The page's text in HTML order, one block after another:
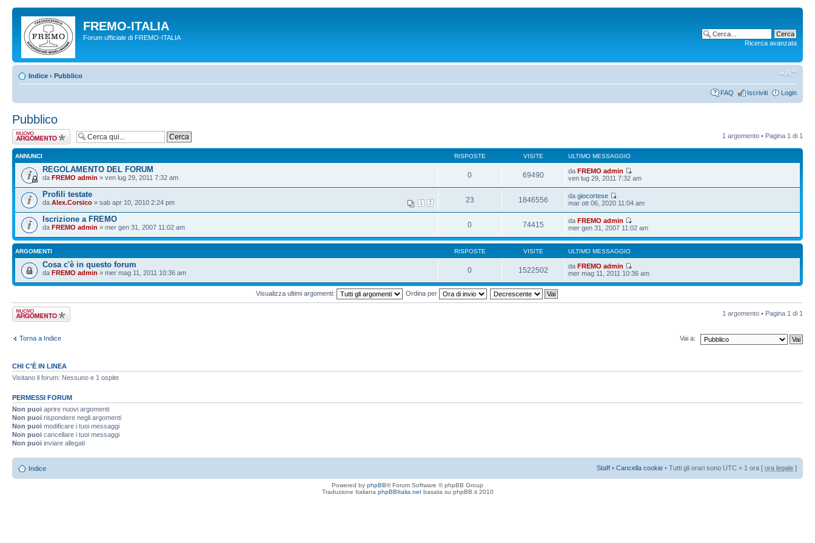
FREMO-ITALIA
Forum ufficiale di FREMO-ITALIA
Ricerca avanzata
Indice ‹ Pubblico
FAQ Iscriviti Login
Pubblico
Scrivi un nuovo
argomento
1 argomento • Pagina 1 di 1
ANNUNCI RISPOSTE VISITE ULTIMO MESSAGGIO
REGOLAMENTO DEL FORUM
da FREMO admin » ven lug 29, 2011 7:32 am 0 69490 daFREMO admin
ven lug 29, 2011 7:32 am
Profili testate
1 2
da Alex.Corsico » sab apr 10, 2010 2:24 pm 23 1846556 dagiocortese
mar ott 06, 2020 11:04 am
Iscrizione a FREMO
da FREMO admin » mer gen 31, 2007 11:02 am 0 74415 daFREMO admin
mer gen 31, 2007 11:02 am
ARGOMENTI RISPOSTE VISITE ULTIMO MESSAGGIO
Cosa c'è in questo forum
da FREMO admin » mer mag 11, 2011 10:36 am 0 1522502 daFREMO admin
mer mag 11, 2011 10:36 am
Visualizza ultimi argomenti: Ordina per
Scrivi un nuovo
argomento
1 argomento • Pagina 1 di 1
Torna a Indice Vai a:
CHI C’È IN LINEA
Visitano il forum: Nessuno e 1 ospite
PERMESSI FORUM
Non puoi aprire nuovi argomenti
Non puoi rispondere negli argomenti
Non puoi modificare i tuoi messaggi
Non puoi cancellare i tuoi messaggi
Non puoi inviare allegati
Indice Staff • Cancella cookie • Tutti gli orari sono UTC + 1 ora [ ora legale ]
Powered by phpBB® Forum Software © phpBB Group
Traduzione Italiana phpBBItalia.netbasata su phpBB.it 2010